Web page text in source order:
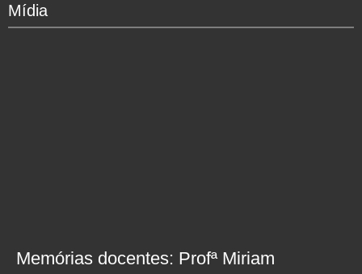
Mídia
Memórias docentes: Profª Miriam